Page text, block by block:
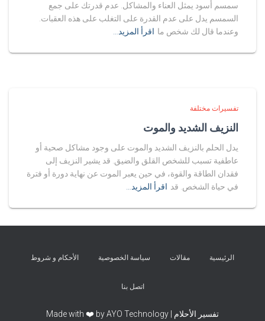
سمسم أسود يمثل العناء والمشاكل. عدم قدرتك على جمع
السمسم يدل على عدم القدرة على التغلب على هذه العقبات.
وعندما قال لك شخص ما اقرأ المزيد…
تفسيرات مختلفة
النزيف الشديد والموت
يدل الحلم بالنزيف الشديد والموت على وجود مشاكل صحية أو
عاطفية تسبب للشخص القلق والضيق. قد يشير النزيف إلى
فقدان الطاقة والقوة، في حين يعبر الموت عن نهاية دورة أو فترة
في حياة الشخص. قد اقرأ المزيد…
الرئيسية مقالات سياسة الخصوصية الأحكام و شروط
اتصل بنا
تفسير الأحلام | Made with ❤️ by AYO Technology